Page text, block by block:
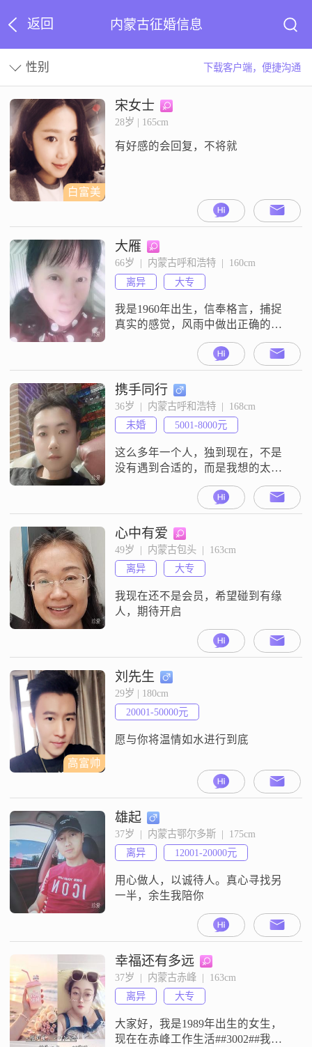
返回 内蒙古征婚信息
性别 下载客户端，便捷沟通
白富美
宋女士
28岁 | 165cm
有好感的会回复，不将就
大雁
66岁  |  内蒙古呼和浩特  |  160cm
离异
大专
我是1960年出生，信奉格言，捕捉
真实的感觉，风雨中做出正确的选
携手同行
36岁  |  内蒙古呼和浩特  |  168cm
未婚
5001-8000元
这么多年一个人，独到现在，不是
没有遇到合适的，而是我想的太
多，想准备好了就结婚，想给我的
另一半更好的生活，想在社会中干
出成绩，然绝非易事。多年后才恍
悟，我曾经喜欢过的和喜欢我的女
孩都已成家，青春就是短短的十来
年。如今年龄逐渐偏大，才领悟到
星爷说过的话。趁现在还不算太
晚，还能爱，就大胆的去爱，失败
了也没关系，至少为心中的
心中有爱
49岁  |  内蒙古包头  |  163cm
离异
大专
我现在还不是会员，希望碰到有缘
人，期待开启
高富帅
刘先生
29岁 | 180cm
20001-50000元
愿与你将温情如水进行到底
雄起
37岁  |  内蒙古鄂尔多斯  |  175cm
离异
12001-20000元
用心做人，以诚待人。真心寻找另
一半，余生我陪你
幸福还有多远
37岁  |  内蒙古赤峰  |  163cm
离异
大专
大家好，我是1989年出生的女生，
现在在赤峰工作生活##3002##我的